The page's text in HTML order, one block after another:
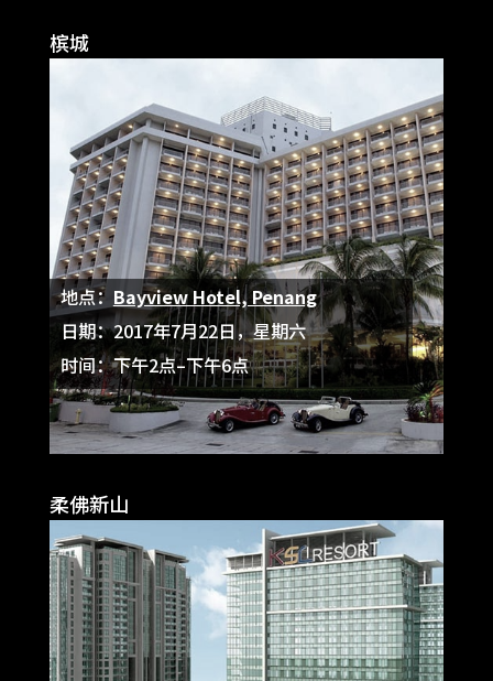
槟城
地点： Bayview Hotel, Penang
日期：2017年7月22日，星期六
时间：下午2点–下午6点
柔佛新山